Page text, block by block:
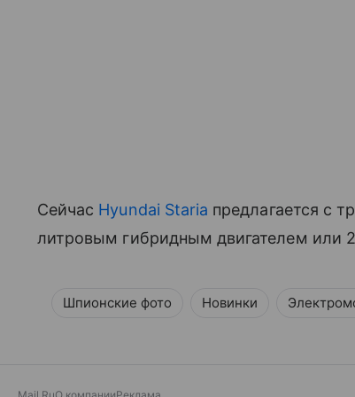
Сейчас Hyundai Staria предлагается с
литровым гибридным двигателем или
Шпионские фото Новинки